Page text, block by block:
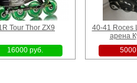
Tour Thor ZX9
16000 руб.
40-41 Roces
арена